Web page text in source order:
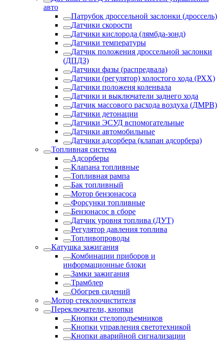
авто
Патрубок дроссельной заслонки (дроссель)
Датчики скорости
Датчики кислорода (лямбда-зонд)
Датчики температуры
Датчик положения дроссельной заслонки
(ДПДЗ)
Датчики фазы (распредвала)
Датчики (регулятор) холостого хода (РХХ)
Датчики положеня коленвала
Датчики и выключатели заднего хода
Датчик массового расхода воздуха (ДМРВ)
Датчики детонации
Датчики ЭСУД вспомогательные
Датчики автомобильные
Датчики адсорбера (клапан адсорбера)
Топливная система
Адсорберы
Клапана топливные
Топливная рампа
Бак топливный
Мотор бензонасоса
Форсунки топливные
Бензонасос в сборе
Датчик уровня топлива (ДУТ)
Регулятор давления топлива
Топливопроводы
Катушка зажигания
Комбинации приборов и
информационные блоки
Замки зажигания
Трамблер
Обогрев сидений
Мотор стеклоочистителя
Переключатели, кнопки
Кнопки стелоподъемников
Кнопки управления светотехникой
Кнопки аварийной сигнализации